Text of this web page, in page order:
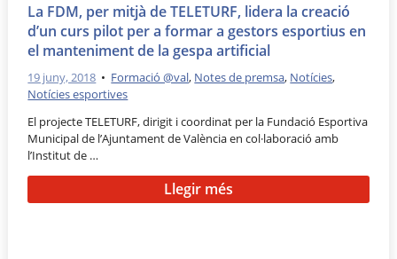
La FDM, per mitjà de TELETURF, lidera la creació
d’un curs pilot per a formar a gestors esportius en
el manteniment de la gespa artificial
19 juny, 2018 • Formació @val, Notes de premsa, Notícies,
Notícies esportives
El projecte TELETURF, dirigit i coordinat per la Fundació Esportiva
Municipal de l’Ajuntament de València en col·laboració amb
l’Institut de …
Llegir més